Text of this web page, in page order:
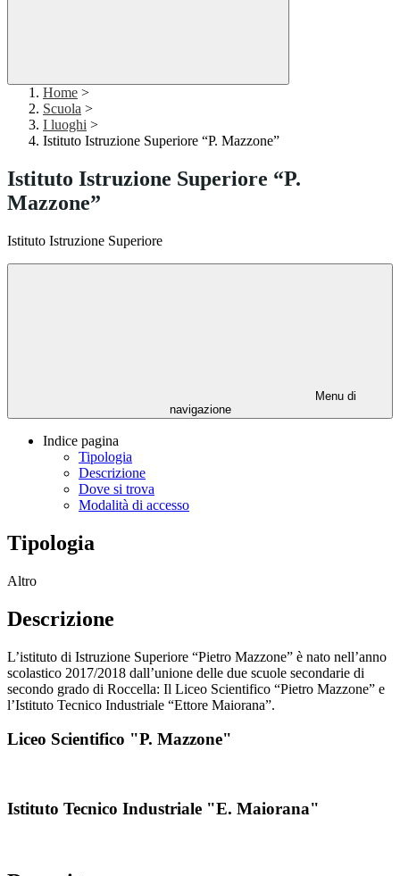
Home >
Scuola >
I luoghi >
Istituto Istruzione Superiore “P. Mazzone”
Istituto Istruzione Superiore “P.
Mazzone”
Istituto Istruzione Superiore
Menu di
navigazione
Indice pagina
Tipologia
Descrizione
Dove si trova
Modalità di accesso
Tipologia
Altro
Descrizione
L’istituto di Istruzione Superiore “Pietro Mazzone” è nato nell’anno
scolastico 2017/2018 dall’unione delle due scuole secondarie di
secondo grado di Roccella: Il Liceo Scientifico “Pietro Mazzone” e
l’Istituto Tecnico Industriale “Ettore Maiorana”.
Liceo Scientifico "P. Mazzone"
Istituto Tecnico Industriale "E. Maiorana"